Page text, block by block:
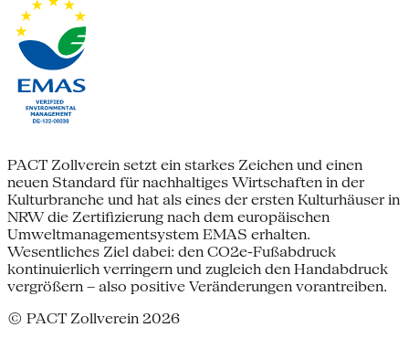
PACT Zollverein setzt ein starkes Zeichen und einen
neuen Standard für nachhaltiges Wirtschaften in der
Kulturbranche und hat als eines der ersten Kulturhäuser in
NRW die Zertifizierung nach dem europäischen
Umweltmanagementsystem EMAS erhalten.
Wesentliches Ziel dabei: den CO2e-Fußabdruck
kontinuierlich verringern und zugleich den Handabdruck
vergrößern – also positive Veränderungen vorantreiben.
© PACT Zollverein 2026